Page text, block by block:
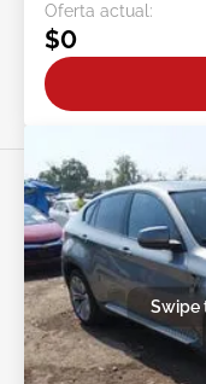
Oferta actual:
$0
Swipe